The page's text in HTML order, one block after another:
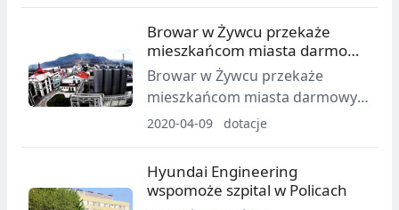
przeciwdziałaniem i zwalczaniem
COVID-19.
Browar w Żywcu przekaże
mieszkańcom miasta darmowy
płyn do dezynfekcji
Browar w Żywcu przekaże
mieszkańcom miasta darmowy
płyn do dezynfekcji rąk. Alkohol
Browarze także zostanie
przekazany na potrzeby
2020-04-09 dotacje
Hyundai Engineering
wspomoże szpital w Policach